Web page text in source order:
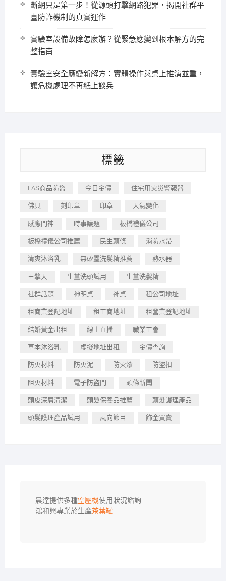
斷網只是第一步！從源頭打擊網路犯罪，揭開社群平
臺防詐機制的真實運作
實驗室設備故障怎麼辦？從緊急應變到根本解方的完
整指南
實驗室安全應變新解方：實體操作與桌上推演並重，
讓危機處理不再紙上談兵
標籤
EAS商品防盜 今日金價 住宅用火災警報器
佛具 刻印章 印章 天氣變化
感應門神 時事議題 板橋禮儀公司
板橋禮儀公司推薦 民生頭條 消防水帶
清爽沐浴乳 無矽靈洗髮精推薦 熱水器
王擎天 生薑洗頭試用 生薑洗髮精
社群話題 神明桌 神桌 租公司地址
租商業登記地址 租工商地址 租營業登記地址
結婚黃金出租 線上直播 職業工會
草本沐浴乳 虛擬地址出租 金價查詢
防火材料 防火泥 防火漆 防盜扣
阻火材料 電子防盜門 頭條新聞
頭皮深層清潔 頭髮保養品推薦 頭髮護理產品
頭髮護理產品試用 風向節目 飾金買賣
晨達提供多種空壓機使用狀況諮詢
鴻和興專業於生產茶葉罐